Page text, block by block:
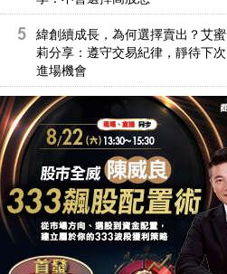
緯創續成長，為何選擇賣出？艾蜜
莉分享：遵守交易紀律，靜待下次
進場機會